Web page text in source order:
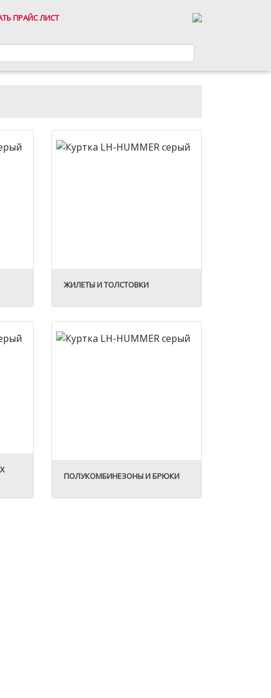
ПРАЙС ЛИСТ
ЖИЛЕТЫ И ТОЛСТОВКИ
ПОЛУКОМБИНЕЗОНЫ И БРЮКИ